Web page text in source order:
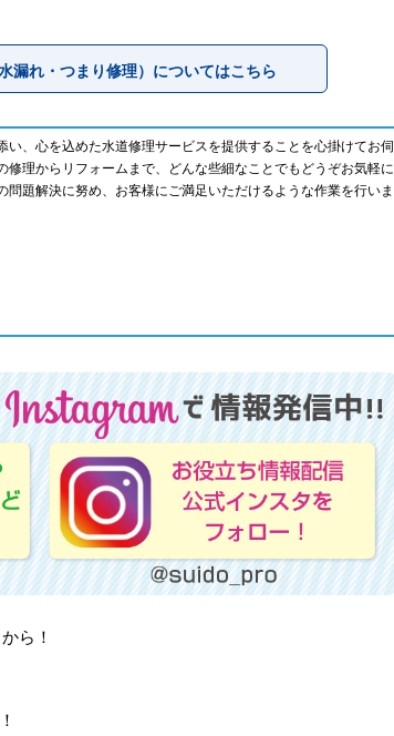
漏れ・つまり修理）についてはこちら
い、心を込めた水道修理サービスを提供することを心掛けてお伺
修理からリフォームまで、どんな些細なことでもどうぞお気軽に
問題解決に努め、お客様にご満足いただけるような作業を行いま
ら！